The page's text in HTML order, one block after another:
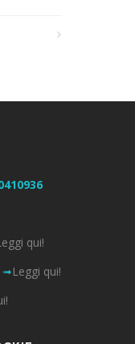
qui!
➟Leggi qui!